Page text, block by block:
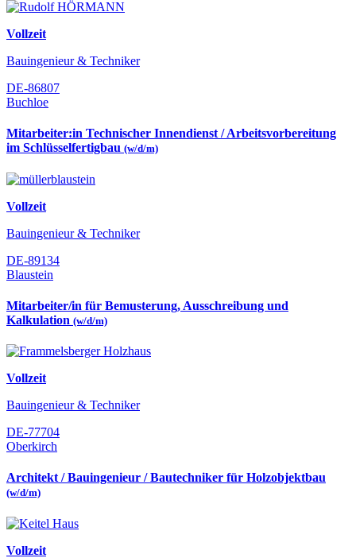
Vollzeit
Bauingenieur & Techniker
DE-86807
Buchloe
Mitarbeiter:in Technischer Innendienst / Arbeitsvorbereitung
im Schlüsselfertigbau (w/d/m)
Vollzeit
Bauingenieur & Techniker
DE-89134
Blaustein
Mitarbeiter/in für Bemusterung, Ausschreibung und
Kalkulation (w/d/m)
Vollzeit
Bauingenieur & Techniker
DE-77704
Oberkirch
Architekt / Bauingenieur / Bautechniker für Holzobjektbau
(w/d/m)
Vollzeit